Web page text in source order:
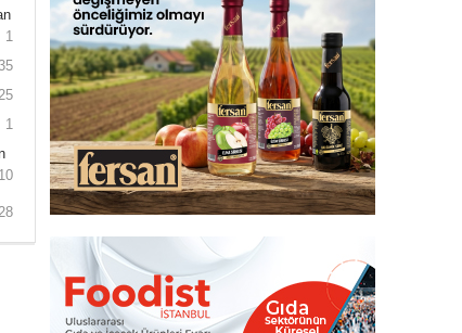
1
35
1